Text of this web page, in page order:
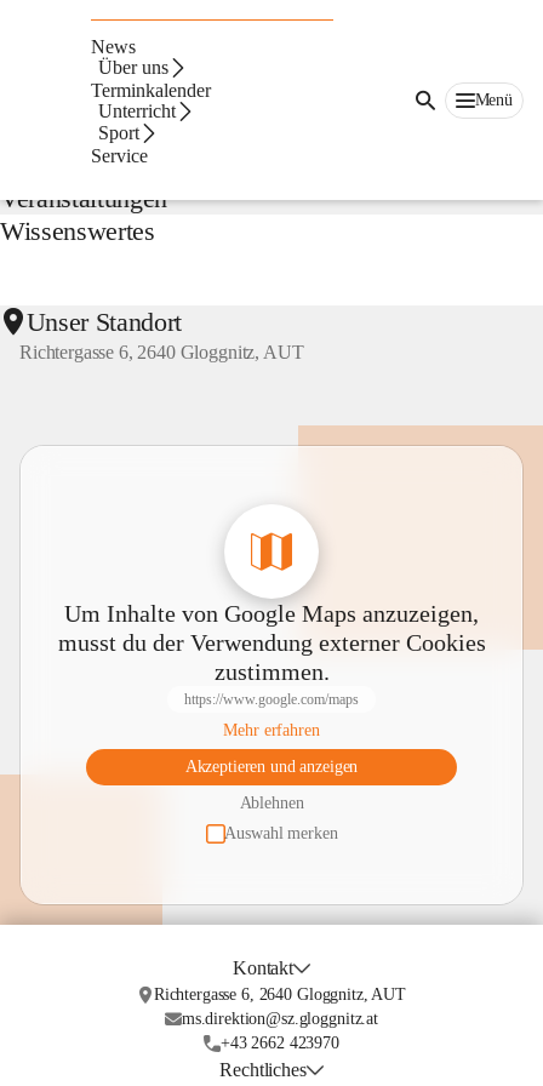
News
Über uns
Terminkalender
Unterricht
Sport
Service
Menü
Aktuelles
Veranstaltungen
Wissenswertes
Unser Standort
Richtergasse 6, 2640 Gloggnitz, AUT
Um Inhalte von Google Maps anzuzeigen,
musst du der Verwendung externer Cookies
zustimmen.
https://www.google.com/maps
Mehr erfahren
Akzeptieren und anzeigen
Ablehnen
Auswahl merken
Kontakt
Richtergasse 6, 2640 Gloggnitz, AUT
ms.direktion@sz.gloggnitz.at
+43 2662 423970
Rechtliches